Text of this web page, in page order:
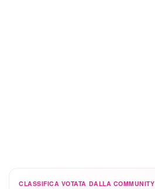
CLASSIFICA VOTATA DALLA COMMUNITY